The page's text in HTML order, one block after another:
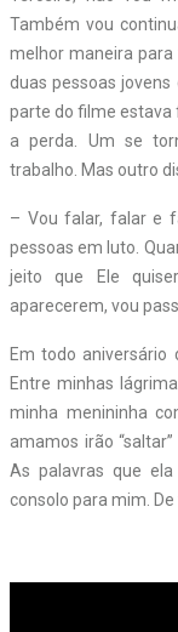
Também vou
melhor maneira
duas pessoas
parte do filme estava
a perda. Um se
trabalho. Mas outro
– Vou falar, falar e
pessoas em luto.
jeito que Ele
aparecerem, vou
Em todo aniversário
Entre minhas
minha menininha
amamos irão
As palavras que
consolo para mim.